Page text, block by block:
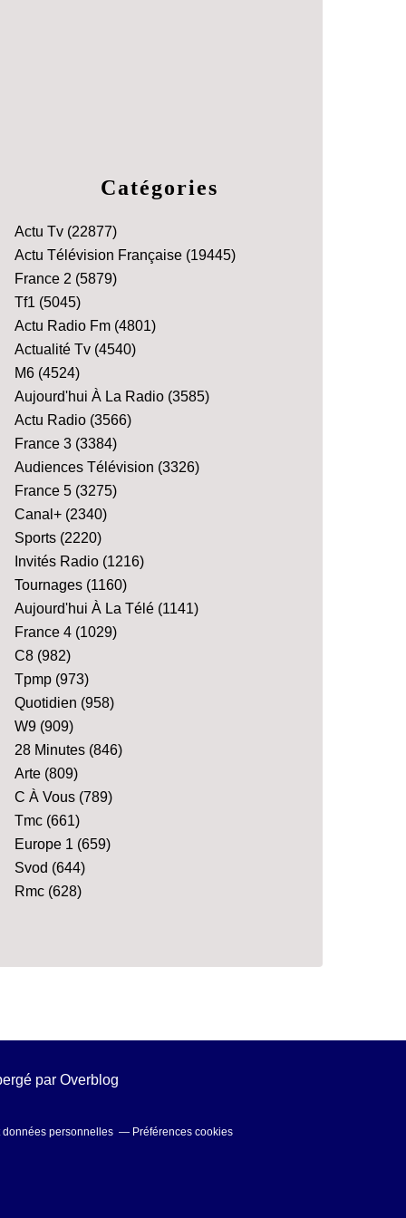
Catégories
Actu Tv (22877)
Actu Télévision Française (19445)
France 2 (5879)
Tf1 (5045)
Actu Radio Fm (4801)
Actualité Tv (4540)
M6 (4524)
Aujourd'hui À La Radio (3585)
Actu Radio (3566)
France 3 (3384)
Audiences Télévision (3326)
France 5 (3275)
Canal+ (2340)
Sports (2220)
Invités Radio (1216)
Tournages (1160)
Aujourd'hui À La Télé (1141)
France 4 (1029)
C8 (982)
Tpmp (973)
Quotidien (958)
W9 (909)
28 Minutes (846)
Arte (809)
C À Vous (789)
Tmc (661)
Europe 1 (659)
Svod (644)
Rmc (628)
par Overblog
données personnelles Préférences cookies